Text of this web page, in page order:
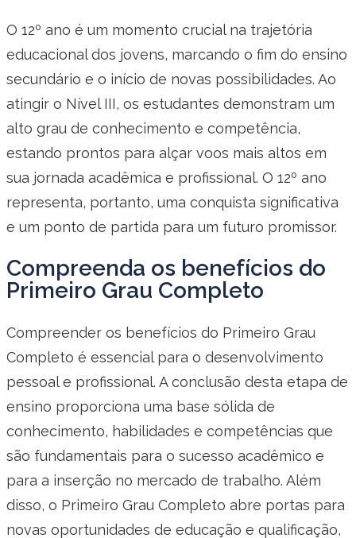
O 12º ano é um momento crucial na trajetória
educacional dos jovens, marcando o fim do ensino
secundário e o início de novas possibilidades. Ao
atingir o Nível III, os estudantes demonstram um
alto grau de conhecimento e competência,
estando prontos para alçar voos mais altos em
sua jornada acadêmica e profissional. O 12º ano
representa, portanto, uma conquista significativa
e um ponto de partida para um futuro promissor.
Compreenda os benefícios do
Primeiro Grau Completo
Compreender os benefícios do Primeiro Grau
Completo é essencial para o desenvolvimento
pessoal e profissional. A conclusão desta etapa de
ensino proporciona uma base sólida de
conhecimento, habilidades e competências que
são fundamentais para o sucesso acadêmico e
para a inserção no mercado de trabalho. Além
disso, o Primeiro Grau Completo abre portas para
novas oportunidades de educação e qualificação,